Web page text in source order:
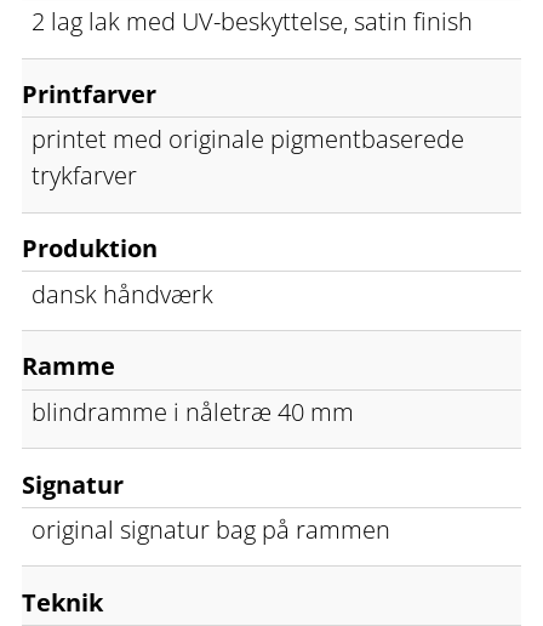
2 lag lak med UV-beskyttelse, satin finish
Printfarver
printet med originale pigmentbaserede
trykfarver
Produktion
dansk håndværk
Ramme
blindramme i nåletræ 40 mm
Signatur
original signatur bag på rammen
Teknik